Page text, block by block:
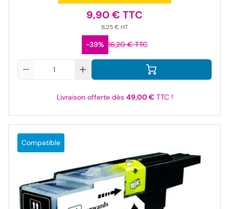
9,90 €
8,25 €
-39% 16,20 €
Livraison offerte dès 49,00 €TTC !
Compatible